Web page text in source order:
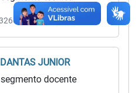
8106
JUNIOR
docente